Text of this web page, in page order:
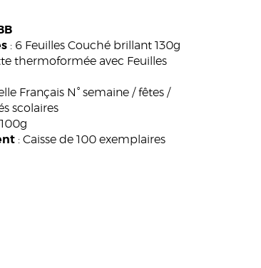
: 6 Feuilles Couché brillant 130g
thermoformée avec Feuilles
Français N° semaine / fêtes /
scolaires
100g
: Caisse de 100 exemplaires